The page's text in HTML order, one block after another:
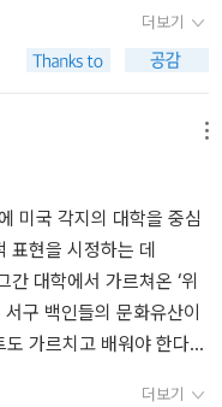
로 정치적 세력화를 도모하
’와 같은 단체를 통해 이
의 또 다른 측면으로서 온
전개를 다루며, 여성과
던 초기의 남성 운동이
지를 살핀다. 저자는 19
통적이고 제한적인 남성
고 말한다. 하지만 제2물
판은 “남성성 자체의 찬
치적 적대 세력이 되었다.
동과 발을 맞췄던 남성 운
펜서(대안우파의 소위 매
변하는 '브라이트바트'에
노풀로스의 사례가 대안우
저들을 통칭하는 대안우
들의 근본적인 해악을 충
은 파시즘에 기반한 극우
이 지점에서 그에 걸맞는
에서 넷상으로 두터운 팬
정치가 그 힘을 다했다
3지대가 될 수 있다는 점
글의 분석을 통해 저들
를 좀 더 풀어본다면 대부
치관을 기반으로 백인의
고 했지.. 아 너무 이
지. 읽어보고 싶어서 사지
하라]는 단발머리 님의
더 읽겠다는 생각 같은
읽으니 읽지 않을 수가
우리가 안도하는
뷰 보고 샀다. [러브 플랜
난주에 우리 회사 주거래
이런 저런 이야기를 나누
알게 되었다. 오 그래요?
니 단편집이 있더라. 잽싸
스트 관점을 알기 쉽게
한 논의 중 최근작 <남자
미쳤거나 천재건> - 그는
인 에드몽 드 공쿠르의
지 않았다. <인싸를 죽
는 대안 우파의 전략을
더보기
미국 각지의 대학을 중심
표현을 시정하는 데
대학에서 가르쳐온 ‘위
서구 백인들의 문화유산이
가르치고 배워야 한다
더보기